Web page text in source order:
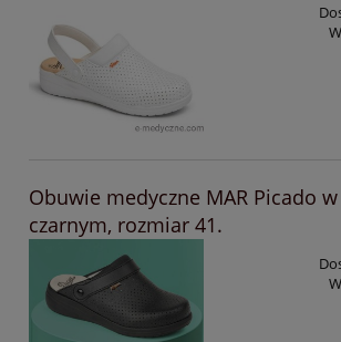
Obuwie medyczne MAR Picado
czarnym, rozmiar 41.